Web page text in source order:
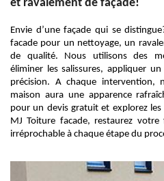
et ravalement de façade!
Envie d’une façade qui se
facade pour un nettoyage, un
de qualité. Nous utilisons des
éliminer les salissures, appliquer
précision. A chaque intervention,
maison aura une apparence
pour un devis gratuit et explorez
MJ Toiture facade, restaurez
irréprochable à chaque étape du